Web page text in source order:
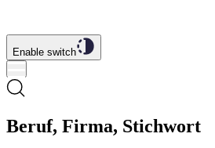
Enable switch
Beruf, Firma, Stichwort